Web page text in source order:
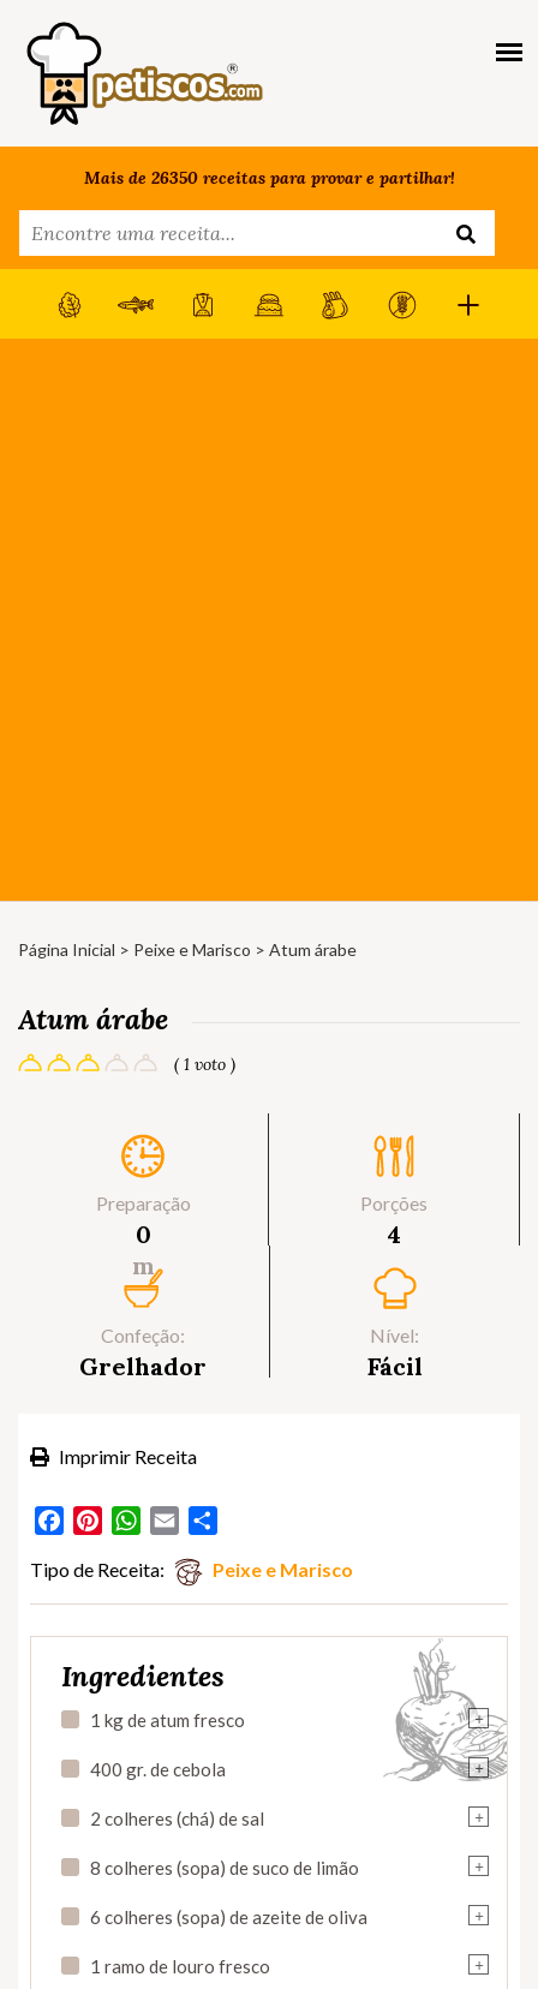
Mais de 26350 receitas para provar e partilhar!
Página Inicial > Peixe e Marisco > Atum árabe
Atum árabe
( 1 voto )
Preparação
0
m
Porções
4
Confeção:
Grelhador
Nível:
Fácil
Imprimir Receita
FacebookPinterestWhatsApp
Email
Tipo de Receita: Peixe e Marisco
Ingredientes
+
1 kg de atum fresco
+
400 gr. de cebola
+
2 colheres (chá) de sal
+
8 colheres (sopa) de suco de limão
+
6 colheres (sopa) de azeite de oliva
+
1 ramo de louro fresco